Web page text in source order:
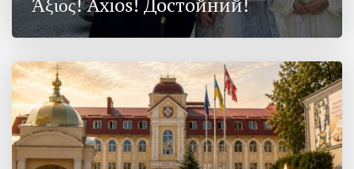
Άξιος! Axios! Достойний!